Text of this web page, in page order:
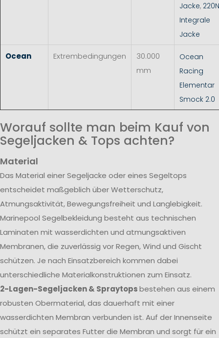
Jacke, 220N
Integrale
Jacke
Ocean Extrembedingungen
30.000
mm
Ocean
Racing
Elementar
Smock 2.0
Worauf sollte man beim Kauf von
Segeljacken & Tops achten?
Material
Das Material einer Segeljacke oder eines Segeltops
entscheidet maßgeblich über Wetterschutz,
Atmungsaktivität, Bewegungsfreiheit und Langlebigkeit.
Marinepool Segelbekleidung besteht aus technischen
Laminaten mit wasserdichten und atmungsaktiven
Membranen, die zuverlässig vor Regen, Wind und Gischt
schützen. Je nach Einsatzbereich kommen dabei
unterschiedliche Materialkonstruktionen zum Einsatz.
2-Lagen-Segeljacken & Spraytopsbestehen aus einem
robusten Obermaterial, das dauerhaft mit einer
wasserdichten Membran verbunden ist. Auf der Innenseite
schützt ein separates Futter die Membran und sorgt für ein